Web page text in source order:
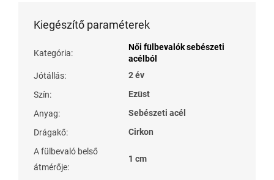
Kiegészítő paraméterek
Kategória:
Női fülbevalók sebészeti
acélból
Jótállás:
2 év
Szín:
Ezüst
Anyag:
Sebészeti acél
Drágakő:
Cirkon
A fülbevaló belső
átmérője:
1 cm